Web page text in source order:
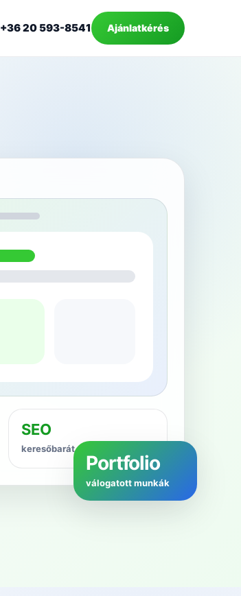
+36 20 593-8541 Ajánlatkérés
SEO
keresőbarát alapok
Portfolio
válogatott munkák